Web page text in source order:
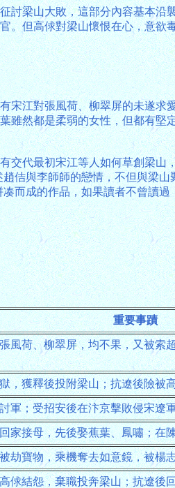
梁山大敗，這部分內容基本
但高俅對梁山懷恨在心，意
江對張風荷、柳翠屏的未遂
然都是柔弱的女性，但都有
代最初宋江等人如何草創梁
佶與李師師的戀情，不但與梁
而成的作品，如果讀者不曾讀
重要事蹟
風荷、柳翠屏，均不果，又被
，獲釋後投附梁山；抗遼後險被
軍；受招安後在汴京擊敗侵宋遼
家接母，先後娶蕉葉、鳳嘯；在
劫寶物，乘機奪去如意鏡，被楊
俅結怨，棄職投奔梁山；抗遼後